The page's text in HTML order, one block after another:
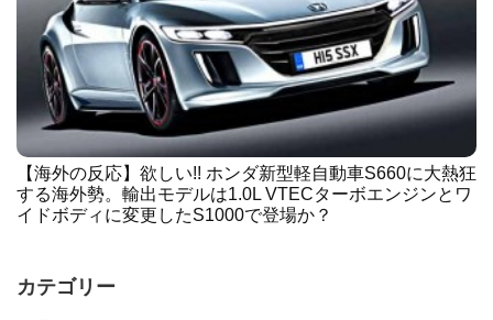
【海外の反応】欲しい!! ホンダ新型軽自動車S660に大熱狂
する海外勢。輸出モデルは1.0L VTECターボエンジンとワ
イドボディに変更したS1000で登場か？
カテゴリー